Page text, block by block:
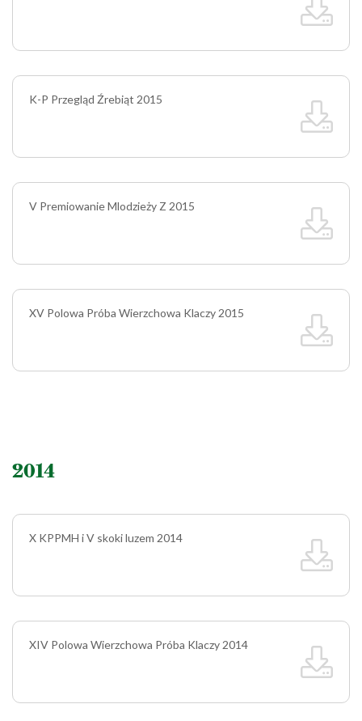
K-P Przegląd Źrebiąt 2015
V Premiowanie Mlodzieży Z 2015
XV Polowa Próba Wierzchowa Klaczy 2015
2014
X KPPMH i V skoki luzem 2014
XIV Polowa Wierzchowa Próba Klaczy 2014